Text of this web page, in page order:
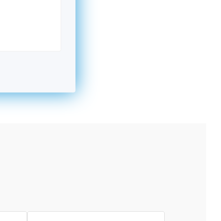
subjekt, komerčný alebo nekomerčný,
agentúra aktívne zapojená a efektívne